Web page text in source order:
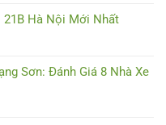
21B Hà Nội Mới Nhất
Sơn: Đánh Giá 8 Nhà Xe